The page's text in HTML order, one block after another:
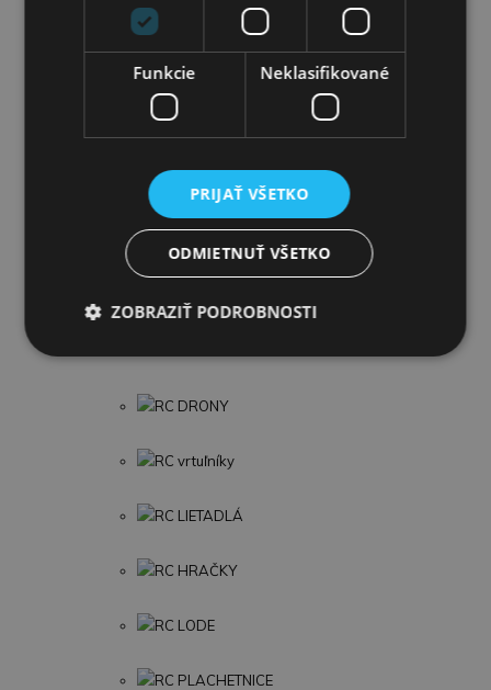
Guľočkové dráhy
Školské potreby
Párty a oslavy
RC modely
RC DRONY
RC vrtuľníky
RC LIETADLÁ
RC HRAČKY
RC LODE
RC PLACHETNICE
Funkcie Neklasifikované
PRIJAŤ VŠETKO
ODMIETNUŤ VŠETKO
ZOBRAZIŤ PODROBNOSTI